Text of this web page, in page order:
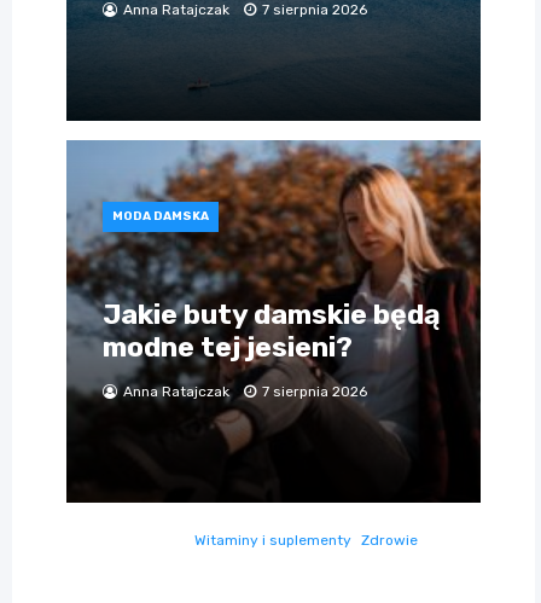
Anna Ratajczak 7 sierpnia 2026
MODA DAMSKA
Jakie buty damskie będą
modne tej jesieni?
Anna Ratajczak 7 sierpnia 2026
Witaminy i suplementy Zdrowie